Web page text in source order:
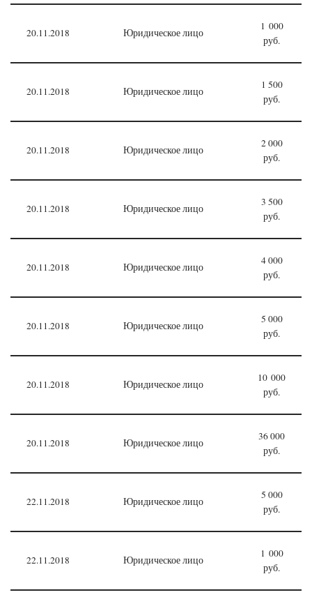
20.11.2018 Юридическое лицо
1 000
руб.
20.11.2018 Юридическое лицо
1 500
руб.
20.11.2018 Юридическое лицо
2 000
руб.
20.11.2018 Юридическое лицо
3 500
руб.
20.11.2018 Юридическое лицо
4 000
руб.
20.11.2018 Юридическое лицо
5 000
руб.
20.11.2018 Юридическое лицо
10 000
руб.
20.11.2018 Юридическое лицо
36 000
руб.
22.11.2018 Юридическое лицо
5 000
руб.
22.11.2018 Юридическое лицо
1 000
руб.